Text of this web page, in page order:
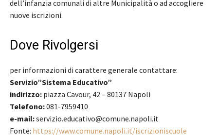
dell’infanzia comunali di altre Municipalità o ad accogliere
nuove iscrizioni.
Dove Rivolgersi
per informazioni di carattere generale contattare:
Servizio”Sistema Educativo”
indirizzo: piazza Cavour, 42 – 80137 Napoli
Telefono:081-7959410
e-mail:servizio.educativo@comune.napoli.it
Fonte: https://www.comune.napoli.it/iscrizioniscuole